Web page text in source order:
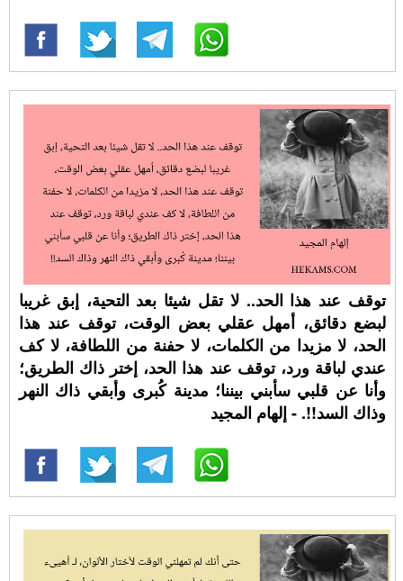
توقف عند هذا الحد.. لا تقل شيئا بعد التحية، إبق غريبا
لبضع دقائق، أمهل عقلي بعض الوقت، توقف عند هذا
الحد، لا مزيدا من الكلمات، لا حفنة من اللطافة، لا كف
عندي لباقة ورد، توقف عند هذا الحد، إختر ذاك الطريق؛
وأنا عن قلبي سأبني بيننا؛ مدينة كُبرى وأبقي ذاك النهر
وذاك السد!!. - إلهام المجيد